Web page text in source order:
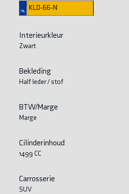
KLD-66-N
Interieurkleur
Zwart
Bekleding
Half leder / stof
BTW/Marge
Marge
Cilinderinhoud
1499 CC
Carrosserie
SUV